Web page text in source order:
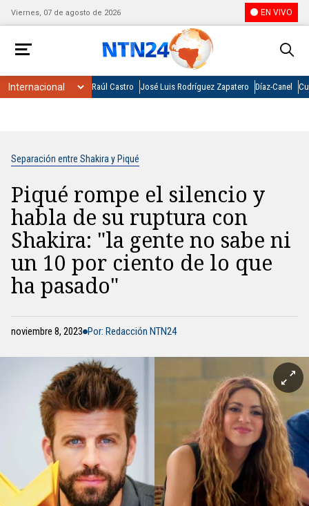
Viernes, 07 de agosto de 2026 EN VIVO
Raúl Castro José Luis Rodríguez Zapatero Díaz-Canel
Separación entre Shakira y Piqué
Piqué rompe el silencio y
habla de su ruptura con
Shakira: "la gente no sabe ni
un 10 por ciento de lo que
ha pasado"
noviembre 8, 2023 Por: Redacción NTN24